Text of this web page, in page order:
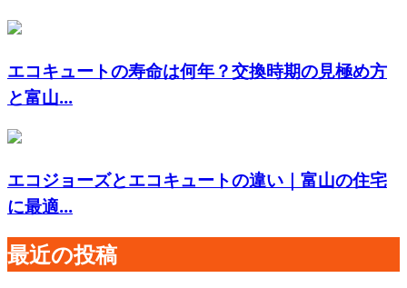
エコキュートの寿命は何年？交換時期の見極め方
と富山...
エコジョーズとエコキュートの違い｜富山の住宅
に最適...
最近の投稿